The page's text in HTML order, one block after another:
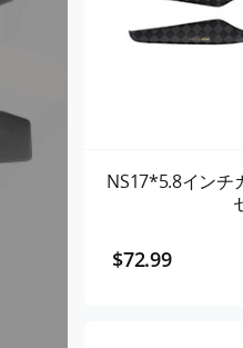
NS17*5.8インチ
$72.99